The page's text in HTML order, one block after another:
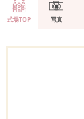
式場TOP 写真